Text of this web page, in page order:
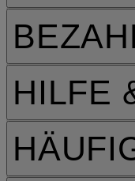
HILFE